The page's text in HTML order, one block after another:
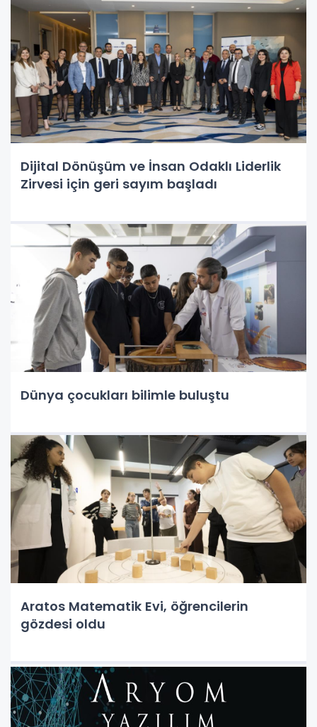
Dijital Dönüşüm ve İnsan Odaklı Liderlik
Zirvesi için geri sayım başladı
Dünya çocukları bilimle buluştu
Aratos Matematik Evi, öğrencilerin
gözdesi oldu